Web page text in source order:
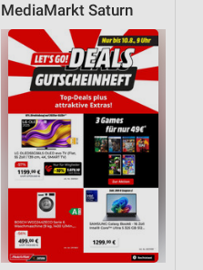
MediaMarkt Saturn